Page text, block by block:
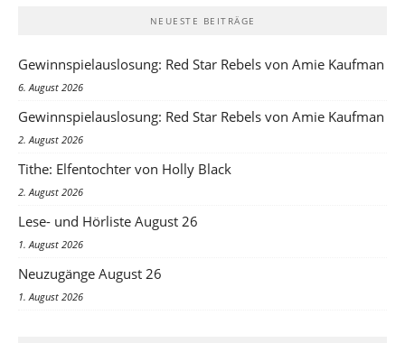
NEUESTE BEITRÄGE
Gewinnspielauslosung: Red Star Rebels von Amie Kaufman
6. August 2026
Gewinnspielauslosung: Red Star Rebels von Amie Kaufman
2. August 2026
Tithe: Elfentochter von Holly Black
2. August 2026
Lese- und Hörliste August 26
1. August 2026
Neuzugänge August 26
1. August 2026